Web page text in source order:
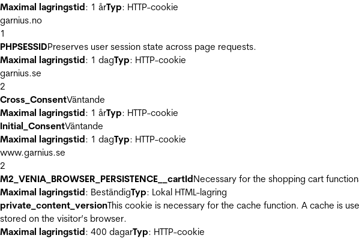
Maximal lagringstid: 1 årTyp: HTTP-cookie
garnius.no
1
PHPSESSIDPreserves user session state across page requests.
Maximal lagringstid: 1 dagTyp: HTTP-cookie
garnius.se
2
Cross_ConsentVäntande
Maximal lagringstid: 1 årTyp: HTTP-cookie
Initial_ConsentVäntande
Maximal lagringstid: 1 dagTyp: HTTP-cookie
www.garnius.se
2
M2_VENIA_BROWSER_PERSISTENCE__cartIdNecessary for the shopping cart
Maximal lagringstid: BeständigTyp: Lokal HTML-lagring
private_content_versionThis cookie is necessary for the cache function. A cache is
stored on the visitor’s browser.
Maximal lagringstid: 400 dagarTyp: HTTP-cookie